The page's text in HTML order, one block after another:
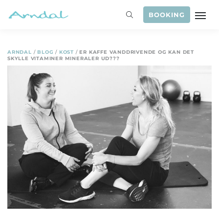
BOOKING
ARNDAL / BLOG / KOST / ER KAFFE VANDDRIVENDE OG KAN DET
SKYLLE VITAMINER MINERALER UD???